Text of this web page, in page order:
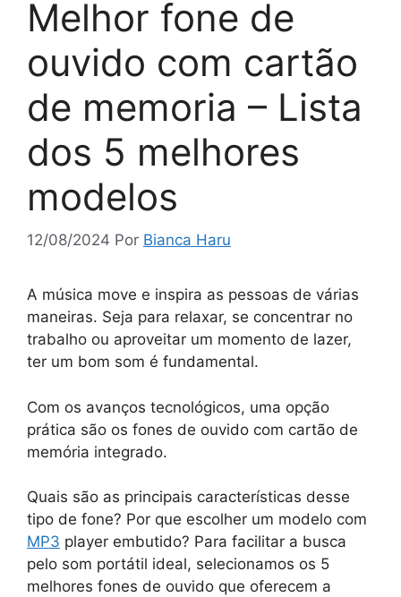
Melhor fone de
ouvido com cartão
de memoria – Lista
dos 5 melhores
modelos
12/08/2024 Por Bianca Haru
A música move e inspira as pessoas de várias
maneiras. Seja para relaxar, se concentrar no
trabalho ou aproveitar um momento de lazer,
ter um bom som é fundamental.
Com os avanços tecnológicos, uma opção
prática são os fones de ouvido com cartão de
memória integrado.
Quais são as principais características desse
tipo de fone? Por que escolher um modelo com
MP3 player embutido? Para facilitar a busca
pelo som portátil ideal, selecionamos os 5
melhores fones de ouvido que oferecem a